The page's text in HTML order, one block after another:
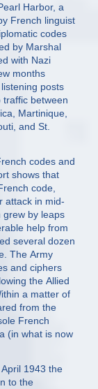
Harbor, a
French linguist
codes
by Marshal
with Nazi
months
posts
traffic between
Martinique,
and St.
codes and
shows that
code,
attack in mid-
grew by leaps
help from
several dozen
The Army
and ciphers
the Allied
a matter of
from the
French
(in what is now
1943 the
to the